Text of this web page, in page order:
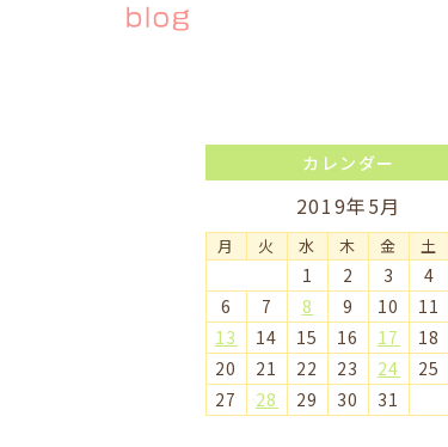
blog
カレンダー
2019年5月
月 火 水 木 金 土
1 2 3 4
6
7 8 9 10 11
13
14 15 16 17 18
20
21 22 23 24 25
27
28 29 30 31